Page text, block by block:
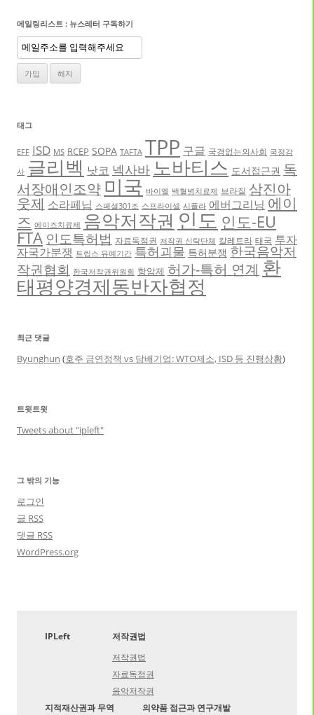
메일링리스트 : 뉴스레터 구독하기
태그
EFF ISD MS RCEP SOPA TAFTA TPP 구글 국경없는의사회 국정감
사 글리벡 낫코 넥사바 노바티스 도서접근권 독
서장애인조약 미국 바이엘 백혈병치료제 브라질 삼진아
웃제 소라페닙 스페셜301조 스프라이셀 시플라 에버그리닝 에이
즈 에이즈치료제 음악저작권 인도 인도-EU
FTA 인도특허법 자료독점권 저작권 신탁단체 칼레트라 태국 투자
자국가분쟁 트립스 유예기간 특허괴물 특허분쟁 한국음악저
작권협회 한국저작권위원회 항암제 허가-특허 연계 환
태평양경제동반자협정
최근 댓글
Byunghun (호주 금연정책 vs 담배기업: WTO제소, ISD 등 진행상황)
트윗트윗
Tweets about "ipleft"
그 밖의 기능
로그인
글 RSS
댓글 RSS
WordPress.org
IPLeft
저작권법
저작권법
자료독점권
음악저작권
지적재산권과 무역
의약품 접근과 연구개발